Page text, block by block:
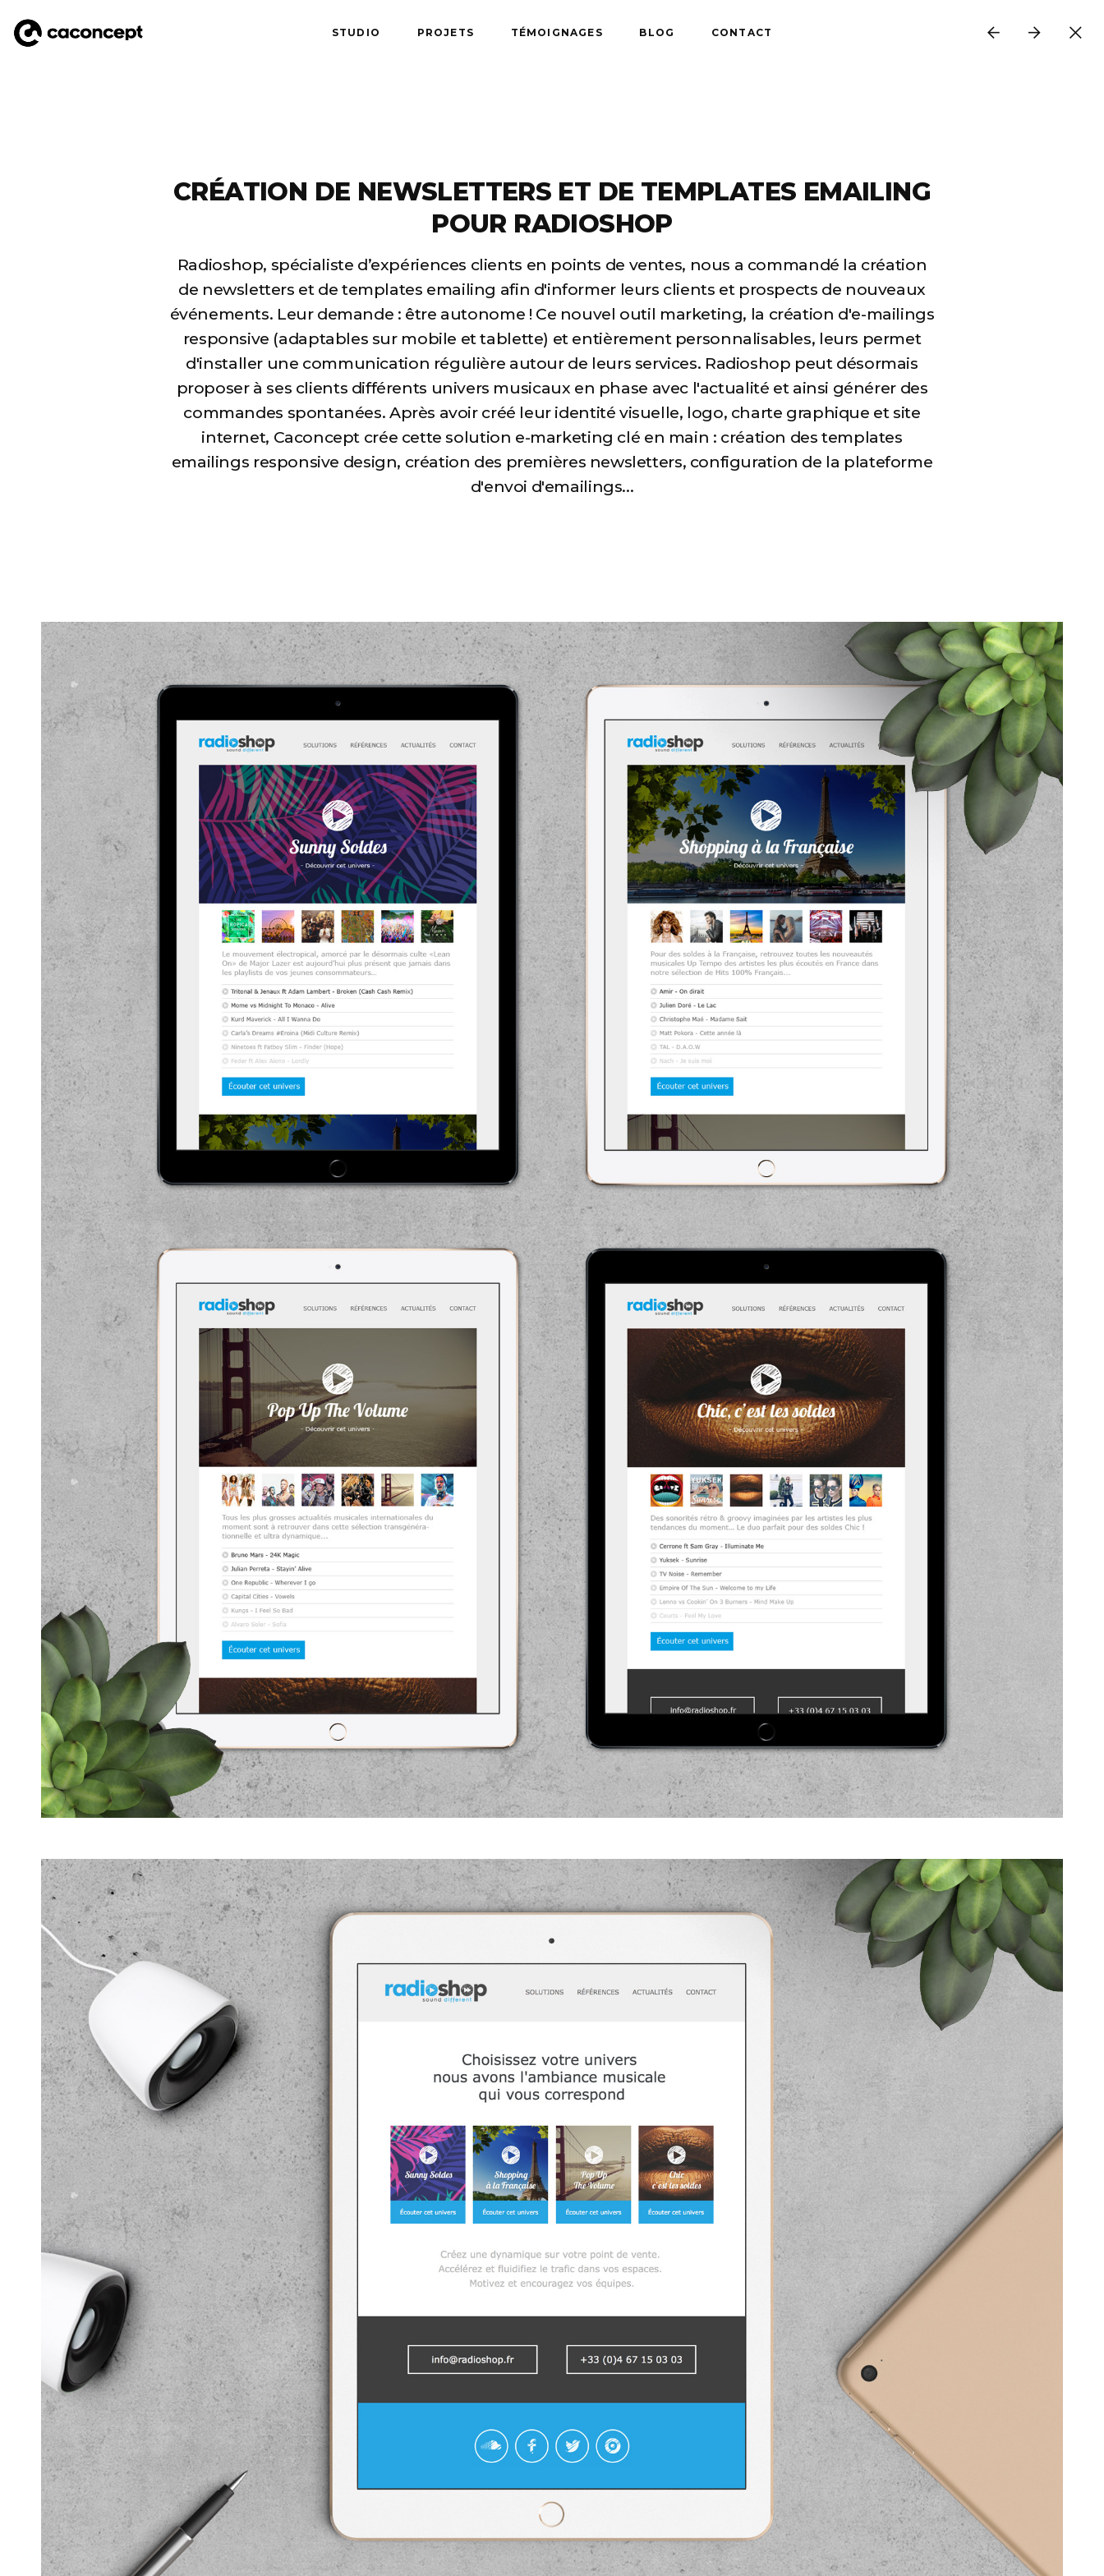
STUDIO PROJETS TÉMOIGNAGES BLOG CONTACT
CRÉATION DE NEWSLETTERS ET DE TEMPLATES EMAILING
POUR RADIOSHOP
Radioshop, spécialiste d’expériences clients en points de ventes, nous a commandé la création
de newsletters et de templates emailing afin d'informer leurs clients et prospects de nouveaux
événements. Leur demande : être autonome ! Ce nouvel outil marketing, la création d'e-mailings
responsive (adaptables sur mobile et tablette) et entièrement personnalisables, leurs permet
d'installer une communication régulière autour de leurs services. Radioshop peut désormais
proposer à ses clients différents univers musicaux en phase avec l'actualité et ainsi générer des
commandes spontanées. Après avoir créé leur identité visuelle, logo, charte graphique et site
internet, Caconcept crée cette solution e-marketing clé en main : création des templates
emailings responsive design, création des premières newsletters, configuration de la plateforme
d'envoi d'emailings...